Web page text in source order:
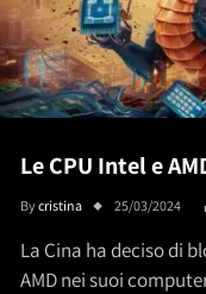
Le CPU Intel e
Bycristina 25/03/2024
La Cina ha deciso di
AMD nei suoi